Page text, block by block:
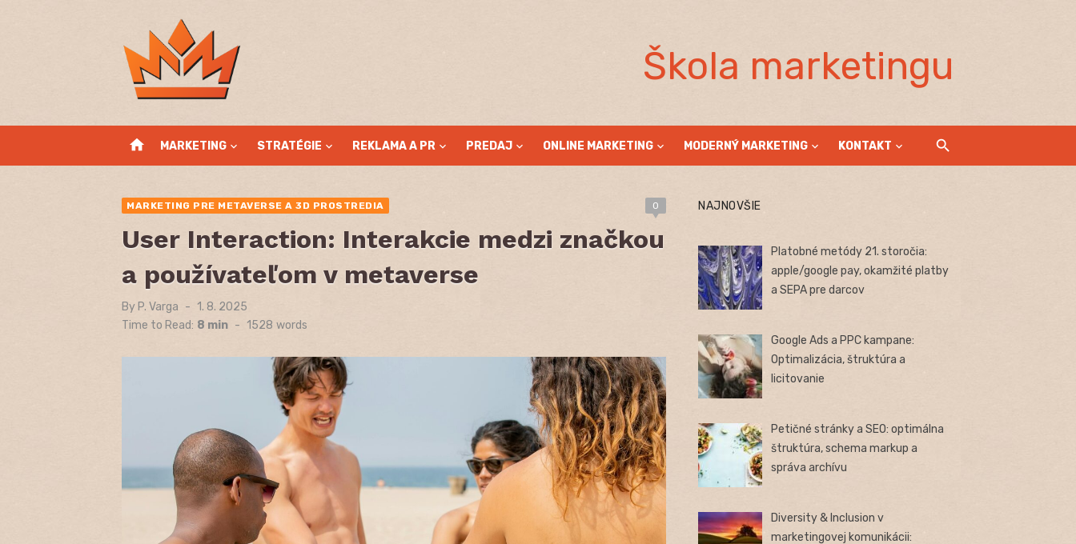
Škola marketingu
home MARKETING STRATÉGIE REKLAMA A PR PREDAJ ONLINE MARKETING MODERNÝ MARKETING KONTAKT
MARKETING PRE METAVERSE A 3D PROSTREDIA 0
User Interaction: Interakcie medzi značkou
a používateľom v metaverse
By P. Varga
Posted
on
1. 8. 2025
Time to Read: 8 min - 1528 words
NAJNOVŠIE
Platobné metódy 21. storočia:
apple/google pay, okamžité platby
a SEPA pre darcov
Google Ads a PPC kampane:
Optimalizácia, štruktúra a
licitovanie
Petičné stránky a SEO: optimálna
štruktúra, schema markup a
správa archívu
Diversity & Inclusion v
marketingovej komunikácii: